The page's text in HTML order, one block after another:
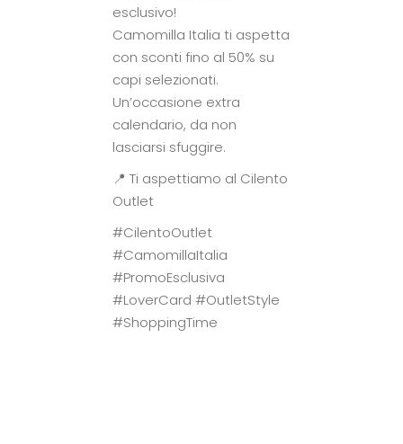
esclusivo!
Camomilla Italia ti aspetta
con sconti fino al 50% su
capi selezionati.
Un’occasione extra
calendario, da non
lasciarsi sfuggire.
📍 Ti aspettiamo al Cilento
Outlet
#CilentoOutlet
#CamomillaItalia
#PromoEsclusiva
#LoverCard #OutletStyle
#ShoppingTime